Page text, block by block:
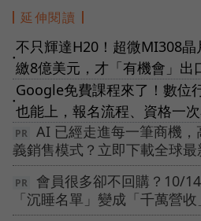
延伸閱讀
●
不只輝達H20！超微MI308
繳8億美元，才「有機會」出
●
Google免費課程來了！數位
也能上，報名流程、資格一
AI 已經走進每一筆商機
義銷售模式？立即下載全球
會員很多卻不回購？10/
「沉睡名單」變成「千萬營收